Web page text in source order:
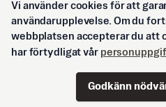
© Svenska Epoch Times AB2026
Vi använder cookies för att
användarupplevelse. Om du
webbplatsen accepterar du att
har förtydligat vår
Godkänn